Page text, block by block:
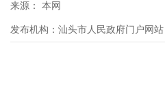
来源： 本网
发布机构： 汕头市人民政府门户网站